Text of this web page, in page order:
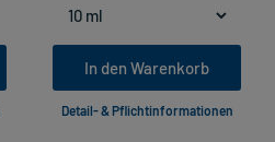
In den Warenkorb
Detail- & Pflichtinformationen